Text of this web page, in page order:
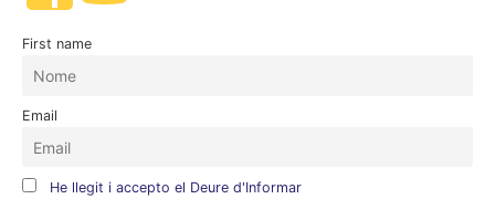
First name
Email
He llegit i accepto el Deure d'Informar